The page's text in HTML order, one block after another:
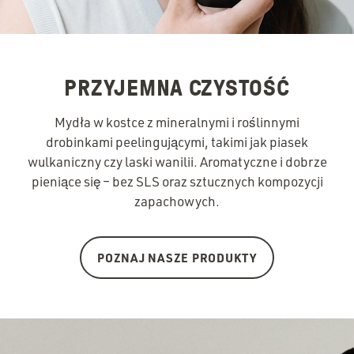
PRZYJEMNA CZYSTOŚĆ
Mydła w kostce z mineralnymi i roślinnymi
drobinkami peelingującymi, takimi jak piasek
wulkaniczny czy laski wanilii. Aromatyczne i dobrze
pieniące się – bez SLS oraz sztucznych kompozycji
zapachowych.
POZNAJ NASZE PRODUKTY